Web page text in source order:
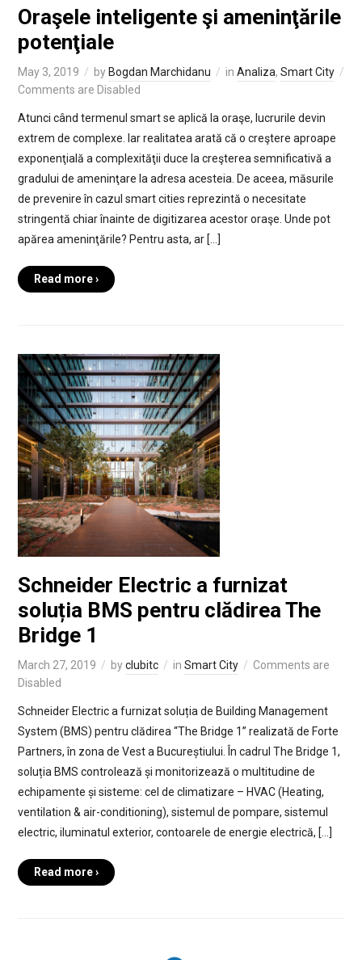
Oraşele inteligente şi ameninţările
potenţiale
May 3, 2019 by Bogdan Marchidanu in Analiza, Smart City
Comments are Disabled
Atunci când termenul smart se aplică la oraşe, lucrurile devin
extrem de complexe. Iar realitatea arată că o creştere aproape
exponenţială a complexităţii duce la creşterea semnificativă a
gradului de ameninţare la adresa acesteia. De aceea, măsurile
de prevenire în cazul smart cities reprezintă o necesitate
stringentă chiar înainte de digitizarea acestor oraşe. Unde pot
apărea ameninţările? Pentru asta, ar […]
Read more ›
Schneider Electric a furnizat
soluția BMS pentru clădirea The
Bridge 1
March 27, 2019 byclubitc in Smart City
Comments are
Disabled
Schneider Electric a furnizat soluția de Building Management
System (BMS) pentru clădirea “The Bridge 1” realizată de Forte
Partners, în zona de Vest a Bucureștiului. În cadrul The Bridge 1,
soluția BMS controlează și monitorizează o multitudine de
echipamente și sisteme: cel de climatizare – HVAC (Heating,
ventilation & air-conditioning), sistemul de pompare, sistemul
electric, iluminatul exterior, contoarele de energie electrică, […]
Read more ›